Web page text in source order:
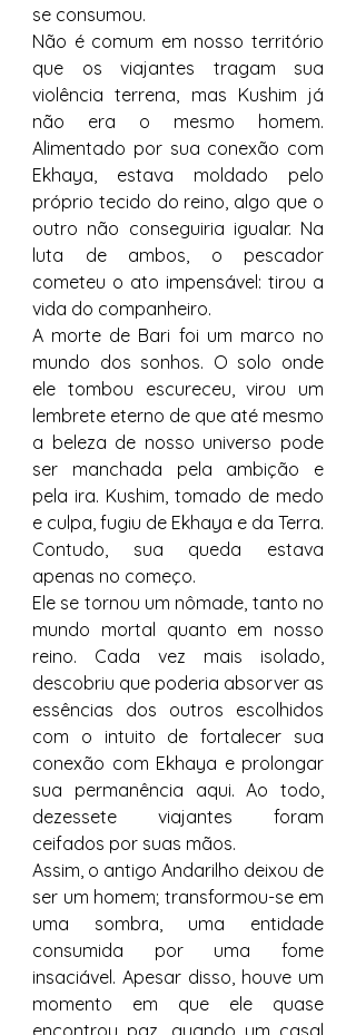
se consumou.
Não é comum em nosso território
que os viajantes tragam sua
violência terrena, mas Kushim já
não era o mesmo homem.
Alimentado por sua conexão com
Ekhaya, estava moldado pelo
próprio tecido do reino, algo que o
outro não conseguiria igualar. Na
luta de ambos, o pescador
cometeu o ato impensável: tirou a
vida do companheiro.
A morte de Bari foi um marco no
mundo dos sonhos. O solo onde
ele tombou escureceu, virou um
lembrete eterno de que até mesmo
a beleza de nosso universo pode
ser manchada pela ambição e
pela ira. Kushim, tomado de medo
e culpa, fugiu de Ekhaya e da Terra.
Contudo, sua queda estava
apenas no começo.
Ele se tornou um nômade, tanto no
mundo mortal quanto em nosso
reino. Cada vez mais isolado,
descobriu que poderia absorver as
essências dos outros escolhidos
com o intuito de fortalecer sua
conexão com Ekhaya e prolongar
sua permanência aqui. Ao todo,
dezessete viajantes foram
ceifados por suas mãos.
Assim, o antigo Andarilho deixou de
ser um homem; transformou-se em
uma sombra, uma entidade
consumida por uma fome
insaciável. Apesar disso, houve um
momento em que ele quase
encontrou paz, quando um casal